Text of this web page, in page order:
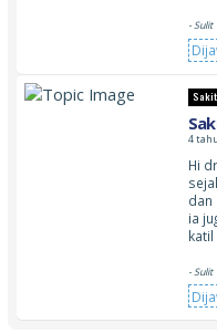
- Sulit
4
Hi
dan
ia
katil
- Sulit